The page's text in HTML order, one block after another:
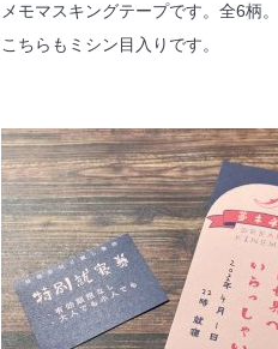
メモマスキングテープです。全6柄。
こちらもミシン目入りです。